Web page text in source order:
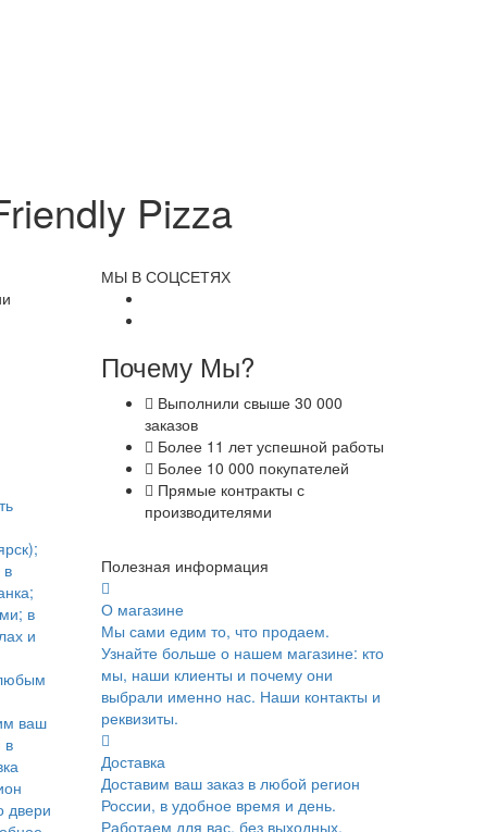
Pizza
в
в
и
ваш
в
двери
МЫ В СОЦСЕТЯХ
Почему Мы?
Выполнили свыше 30 000
заказов
Более 11 лет успешной работы
Более 10 000 покупателей
Прямые контракты с
производителями
Полезная информация
О магазине
Мы сами едим то, что продаем.
Узнайте больше о нашем магазине: кто
мы, наши клиенты и почему они
выбрали именно нас. Наши контакты и
реквизиты.
Доставка
Доставим ваш заказ в любой регион
России, в удобное время и день.
Работаем для вас, без выходных.